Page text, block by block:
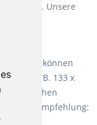
attraktiv. Unsere
vor. Sie können
z.B. 133 x
der weichen
Unsere Empfehlung: